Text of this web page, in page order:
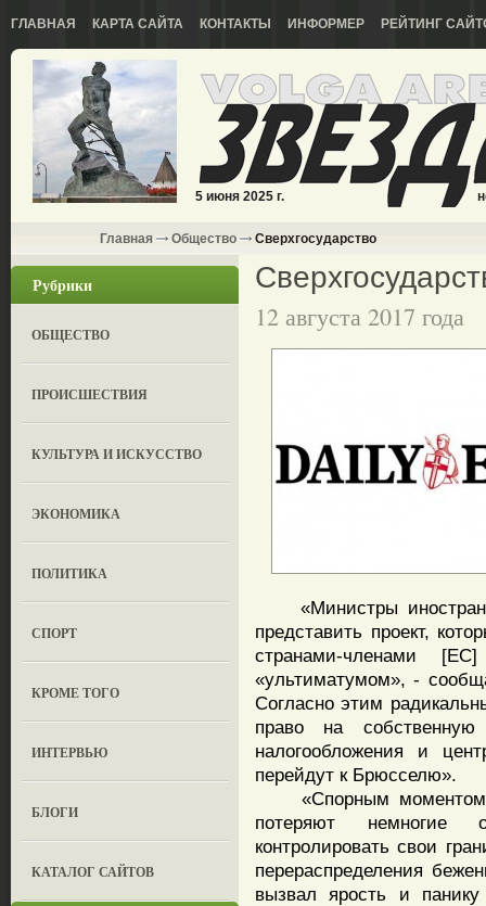
ГЛАВНАЯ КАРТА САЙТА КОНТАКТЫ ИНФОРМЕР РЕЙТИНГ
5 июня 2025 г.
Главная Общество Сверхгосударство
Рубрики
ОБЩЕСТВО
ПРОИСШЕСТВИЯ
КУЛЬТУРА И ИСКУССТВО
ЭКОНОМИКА
ПОЛИТИКА
СПОРТ
КРОМЕ ТОГО
ИНТЕРВЬЮ
БЛОГИ
КАТАЛОГ САЙТОВ
12 августа 2017 года
«Министры
представить проект,
странами-членами
«ультиматумом», -
Согласно этим
право на
налогообложения и
перейдут к Брюсселю».
«Спорным моментом
потеряют немногие
контролировать свои
перераспределения
вызвал ярость и